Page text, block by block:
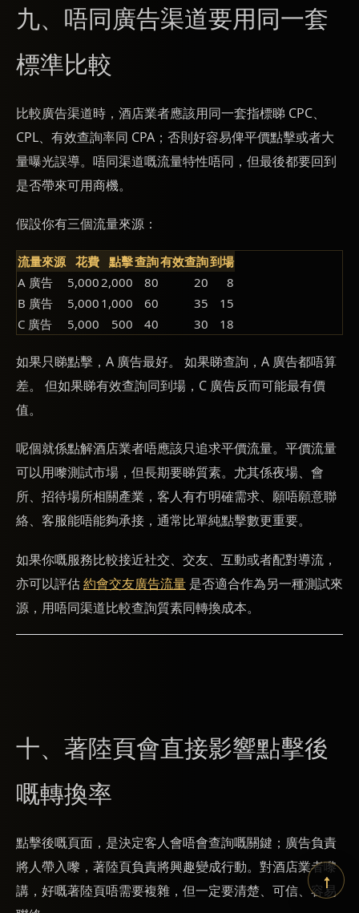
九、唔同廣告渠道要用同一套
標準比較
比較廣告渠道時，酒店業者應該用同一套指標睇 CPC、
CPL、有效查詢率同 CPA；否則好容易俾平價點擊或者大
量曝光誤導。唔同渠道嘅流量特性唔同，但最後都要回到
是否帶來可用商機。
假設你有三個流量來源：
流量來源 花費 點擊查詢有效查詢到場
A 廣告
5,000 2,000 80 20
8
B 廣告
5,000 1,000 60 35
15
C 廣告
5,000 500 40 30 18
如果只睇點擊，A 廣告最好。 如果睇查詢，A 廣告都唔算
差。 但如果睇有效查詢同到場，C 廣告反而可能最有價
值。
呢個就係點解酒店業者唔應該只追求平價流量。平價流量
可以用嚟測試市場，但長期要睇質素。尤其係夜場、會
所、招待場所相關產業，客人有冇明確需求、願唔願意聯
絡、客服能唔能夠承接，通常比單純點擊數更重要。
如果你嘅服務比較接近社交、交友、互動或者配對導流，
亦可以評估約會交友廣告流量 是否適合作為另一種測試來
源，用唔同渠道比較查詢質素同轉換成本。
十、著陸頁會直接影響點擊後
嘅轉換率
點擊後嘅頁面，是決定客人會唔會查詢嘅關鍵；廣告負責
將人帶入嚟，著陸頁負責將興趣變成行動。對酒店業者嚟
講，好嘅著陸頁唔需要複雜，但一定要清楚、可信、容易
↑